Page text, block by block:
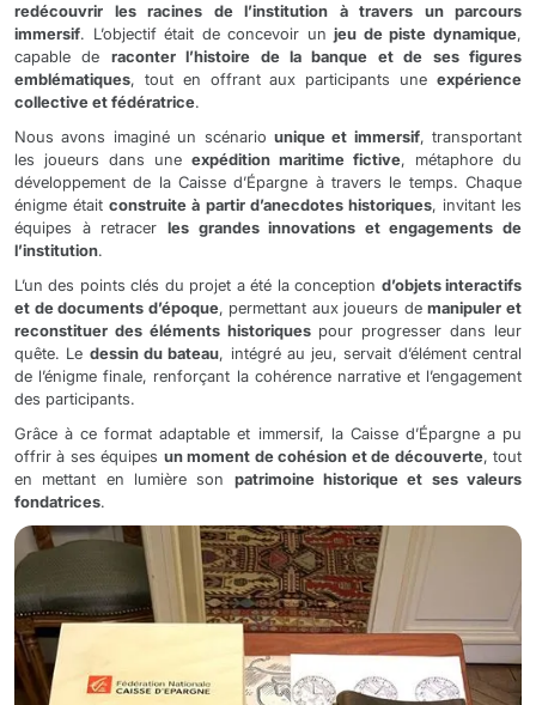
redécouvrir les racines de l’institution à travers un parcours
immersif. L’objectif était de concevoir unjeu de piste dynamique,
capable de raconter l’histoire de la banque et de ses figures
emblématiques, tout en offrant aux participants une expérience
collective et fédératrice.
Nous avons imaginé un scénario unique et immersif, transportant
les joueurs dans une expédition maritime fictive, métaphore du
développement de la Caisse d’Épargne à travers le temps. Chaque
énigme étaitconstruite à partir d’anecdotes historiques, invitant les
équipes à retracer les grandes innovations et engagements de
l’institution.
L’un des points clés du projet a été la conception d’objets interactifs
et de documents d’époque, permettant aux joueurs demanipuler et
reconstituer des éléments historiquespour progresser dans leur
quête. Le dessin du bateau, intégré au jeu, servait d’élément central
de l’énigme finale, renforçant la cohérence narrative et l’engagement
des participants.
Grâce à ce format adaptable et immersif, la Caisse d’Épargne a pu
offrir à ses équipes un moment de cohésion et de découverte, tout
en mettant en lumière son patrimoine historique et ses valeurs
fondatrices.